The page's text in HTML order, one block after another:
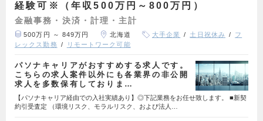
経験可※（年収500万円～800万円）
金融事務・決済・計理・主計
500万円 ～ 849万円 北海道 大手企業 土日祝休み
フ
レックス勤務
リモートワーク可能
パソナキャリアがおすすめする求人です。
こちらの求人案件以外にも各業界の非公開
求人を多数保有しておりま…
【パソナキャリア経由での入社実績あり】◎下記業務をお任せ致します。 ■新契
約引受査定 （環境リスク、モラルリスク、および法人…